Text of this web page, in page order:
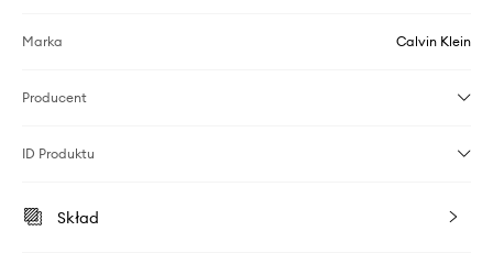
Marka Calvin Klein
Producent
ID Produktu
Skład